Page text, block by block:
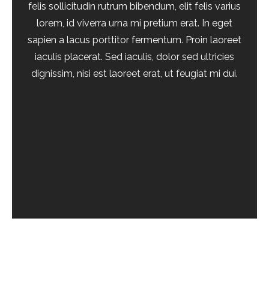
felis sollicitudin rutrum bibendum, elit felis varius
lorem, id viverra urna mi pretium erat. In eget
sapien a lacus porttitor fermentum. Proin laoreet
iaculis placerat. Sed iaculis, dolor sed ultricies
dignissim, nisi est laoreet erat, ut feugiat mi dui.